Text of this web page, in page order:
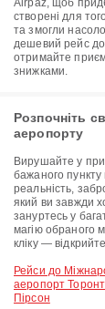
Airpaz, щоб
створені для
та змогли
дешевий рейс до
отримайте
знижками.
Розпочніть
аеропорту
Вирушайте у
бажаного
реальність,
який ви завжди
зануртесь у
магію обраного
кліку —
Рейси до
аеропорт
Пірсон